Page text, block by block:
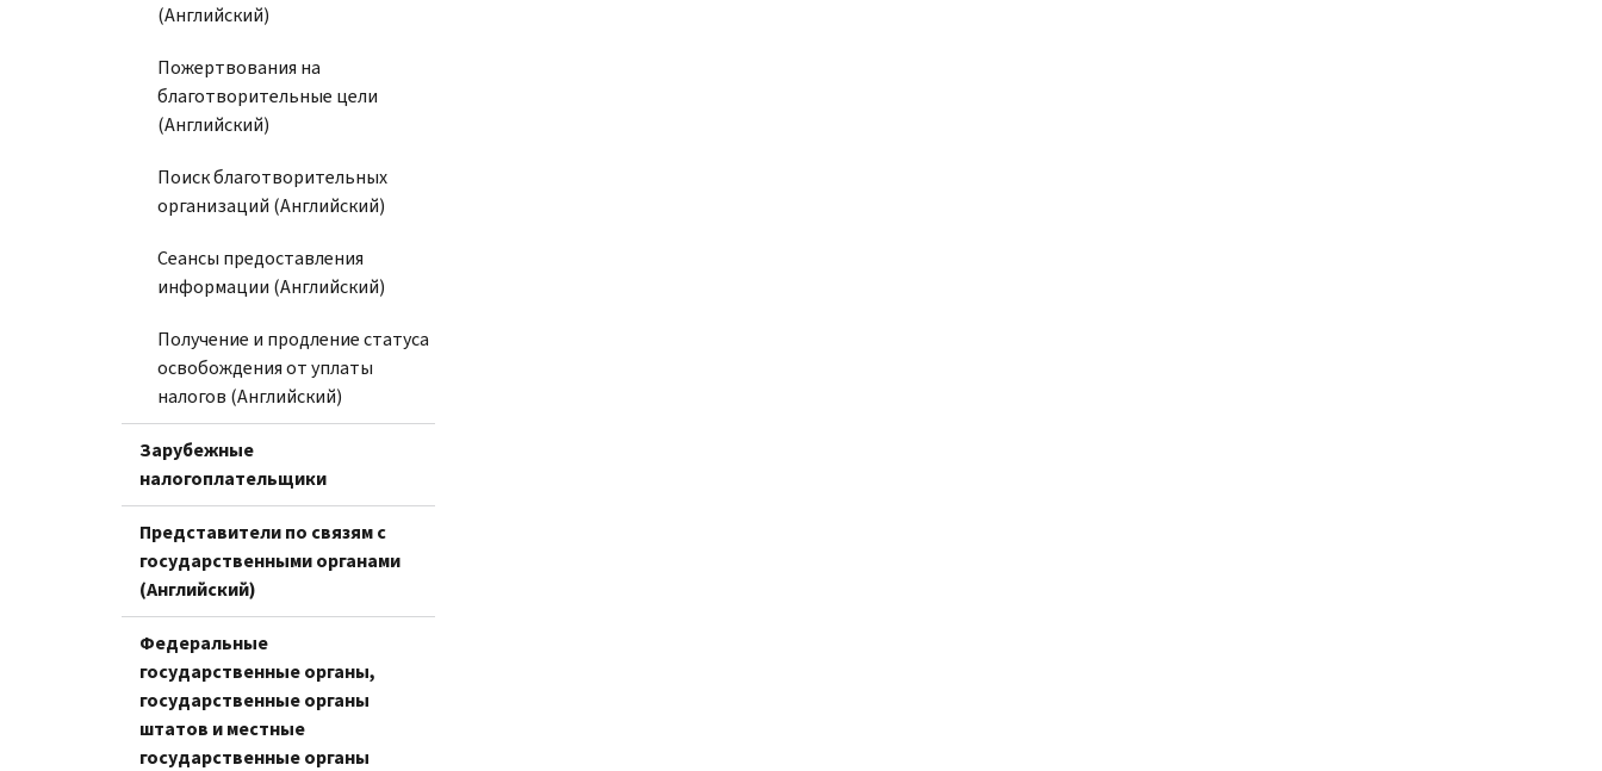
(Английский)
Пожертвования на
благотворительные цели
(Английский)
Поиск благотворительных
организаций (Английский)
Сеансы предоставления
информации (Английский)
Получение и продление статуса
освобождения от уплаты
налогов (Английский)
Зарубежные
налогоплательщики
Представители по связям с
государственными органами
(Английский)
Федеральные
государственные органы,
государственные органы
штатов и местные
государственные органы